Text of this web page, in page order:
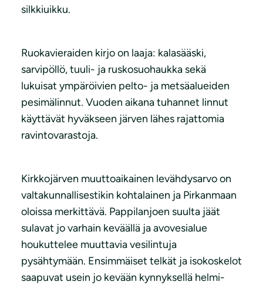
silkkiuikku.
Ruokavieraiden kirjo on laaja: kalasääski,
sarvipöllö, tuuli- ja ruskosuohaukka sekä
lukuisat ympäröivien pelto- ja metsäalueiden
pesimälinnut. Vuoden aikana tuhannet linnut
käyttävät hyväkseen järven lähes rajattomia
ravintovarastoja.
Kirkkojärven muuttoaikainen levähdysarvo on
valtakunnallisestikin kohtalainen ja Pirkanmaan
oloissa merkittävä. Pappilanjoen suulta jäät
sulavat jo varhain keväällä ja avovesialue
houkuttelee muuttavia vesilintuja
pysähtymään. Ensimmäiset telkät ja isokoskelot
saapuvat usein jo kevään kynnyksellä helmi-